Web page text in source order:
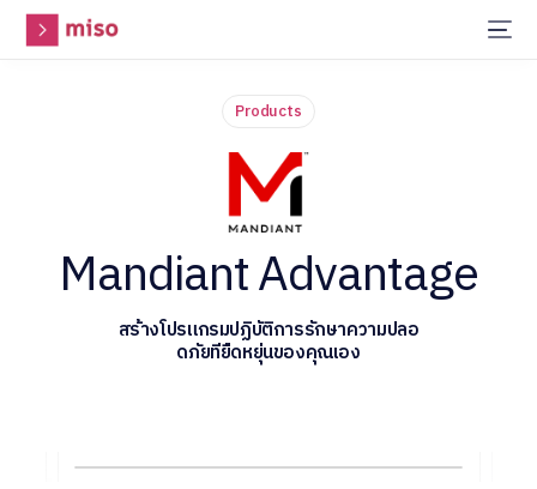
Products
Mandiant Advantage
สรางโปรแกรมปฏบตการรกษาความปลอ
ดภยทยดหยนของคณเอง